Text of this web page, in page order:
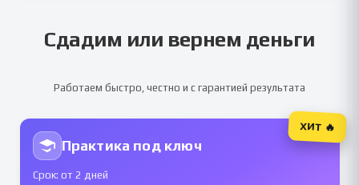
Сдадим или вернем деньги
Работаем быстро, честно и с гарантией результата
Практика под ключ
Срок: от 2 дней
ХИТ 🔥